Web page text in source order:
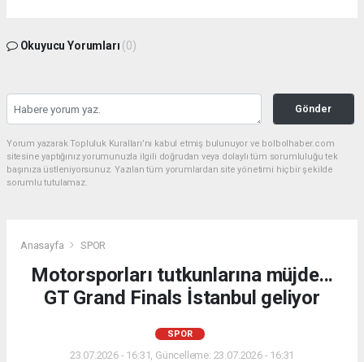
Okuyucu Yorumları (0)
Gönder
Yorum yazarak Topluluk Kuralları’nı kabul etmiş bulunuyor ve bolbolhaber.com
sitesine yaptığınız yorumunuzla ilgili doğrudan veya dolaylı tüm sorumluluğu tek
başınıza üstleniyorsunuz. Yazılan tüm yorumlardan site yönetimi hiçbir şekilde
sorumlu tutulamaz.
Anasayfa SPOR
Motorsporları tutkunlarına müjde...
GT Grand Finals İstanbul geliyor
SPOR
23.07.2026 - 16:31, Güncelleme: 23.07.2026 - 16:31